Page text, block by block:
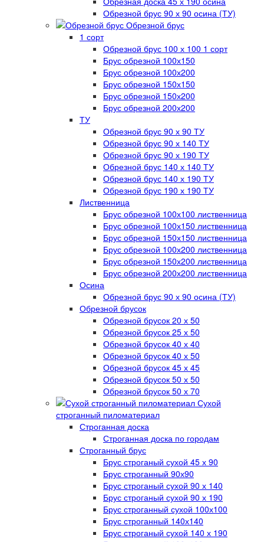
Обрезной брус 90 х 90 осина (ТУ)
Обрезной брус
1 сорт
Обрезной брус 100 х 100 1 сорт
Брус обрезной 100х150
Брус обрезной 100х200
Брус обрезной 150х150
Брус обрезной 150х200
Брус обрезной 200х200
ТУ
Обрезной брус 90 х 90 ТУ
Обрезной брус 90 х 140 ТУ
Обрезной брус 90 х 190 ТУ
Обрезной брус 140 х 140 ТУ
Обрезной брус 140 х 190 ТУ
Обрезной брус 190 х 190 ТУ
Лиственница
Брус обрезной 100х100 лиственница
Брус обрезной 100х150 лиственница
Брус обрезной 150х150 лиственница
Брус обрезной 100х200 лиственница
Брус обрезной 150х200 лиственница
Брус обрезной 200х200 лиственница
Осина
Обрезной брус 90 х 90 осина (ТУ)
Обрезной брусок
Обрезной брусок 20 х 50
Обрезной брусок 25 х 50
Обрезной брусок 40 х 40
Обрезной брусок 40 х 50
Обрезной брусок 45 х 45
Обрезной брусок 50 х 50
Обрезной брусок 50 х 70
Сухой
строганный пиломатериал
Строганная доска
Строганная доска по городам
Строганный брус
Брус строганый сухой 45 х 90
Брус строганный 90х90
Брус строганый сухой 90 х 140
Брус строганый сухой 90 х 190
Брус строганный сухой 100х100
Брус строганный 140х140
Брус строганый сухой 140 х 190